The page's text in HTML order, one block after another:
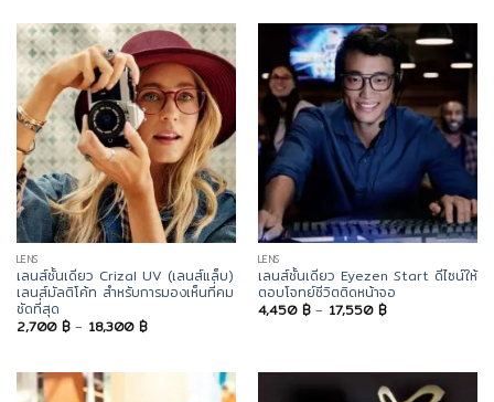
6,900 ฿ 7,200 ฿
LENS
เลนส์ชั้นเดียว Crizal UV (เลนส์แล็บ)
เลนส์มัลติโค้ท สำหรับการมองเห็นที่คม
ชัดที่สุด
2,700 ฿ – 18,300 ฿Price
range:
18,300 ฿
LENS
เลนส์ชั้นเดียว Eyezen Start ดีไซน์ให้
ตอบโจทย์ชีวิตติดหน้าจอ
4,450 ฿ – 17,550 ฿Price
range: